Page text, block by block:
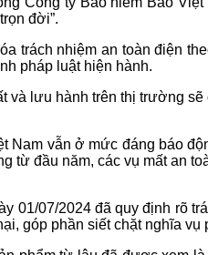
đời”.
trách nhiệm an toàn điện
pháp luật hiện hành.
và lưu hành trên thị trường
vẫn ở mức đáng báo
từ đầu năm, các vụ mất an
07/2024 đã quy định rõ
góp phần siết chặt nghĩa